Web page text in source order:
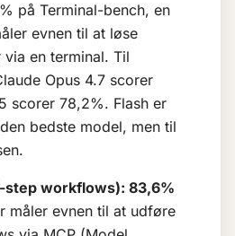
på Terminal-bench, en
evnen til at løse
en terminal. Til
Opus 4.7 scorer
scorer 78,2%. Flash er
bedste model, men til
step workflows): 83,6%
måler evnen til at udføre